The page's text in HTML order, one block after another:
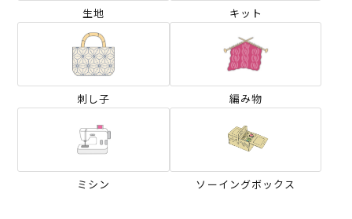
生地 キット
刺し子 編み物
ミシン ソーイングボックス